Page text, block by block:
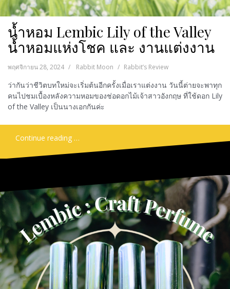
น้ำหอม Lembic Lily of the Valley
น้ำหอมแห่งโชค และ งานแต่งงาน
พฤศจิกายน 28, 2024 Rabbit Moon Rabbit’s Review
ว่ากันว่าชีวิตบทใหม่จะเริ่มต้นอีกครั้งเมื่อเราแต่งงาน วันนี้ต่ายจะพาทุก
คนไปชมเบื้องหลังความหอมของช่อดอกไม้เจ้าสาวอังกฤษ ที่ใช้ดอก Lily
of the Valley เป็นนางเอกกันค่ะ
Continue reading …